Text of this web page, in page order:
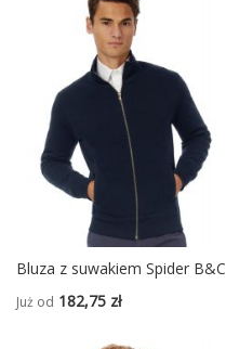
Bluza z suwakiem Spider B&C
Już od 182,75 zł